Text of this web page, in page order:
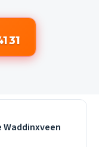
31